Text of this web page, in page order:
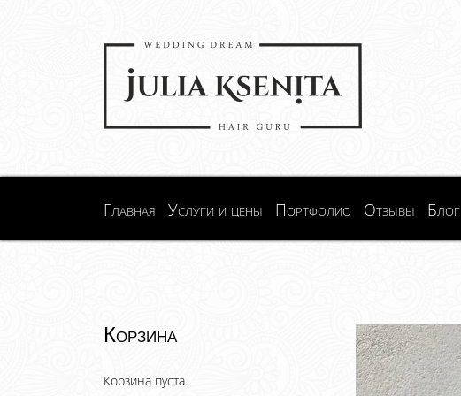
Главная Услуги и цены Портфолио Отзывы Блог
Корзина
Корзина пуста.